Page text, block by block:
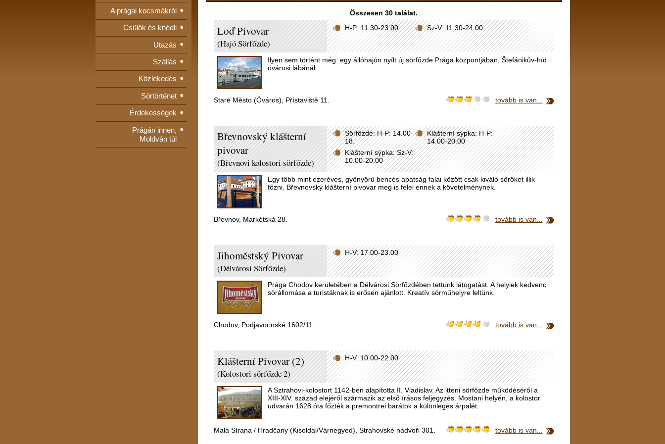
A prágai kocsmákról
Csülök és knédli
Utazás
Szállás
Közlekedés
Sörtörténet
Érdekességek
Prágán innen,
Moldván túl
Összesen 30 találat.
Loď Pivovar
(Hajó Sörfőzde)
H-P: 11.30-23.00 Sz-V: 11.30-24.00
Ilyen sem történt még: egy állóhajón nyílt új sörfőzde Prága központjában, Štefánikův-híd
óvárosi lábánál.
Staré Město (Óváros), Přístaviště 11. tovább is van...
Břevnovský klášterní
pivovar
(Břevnovi kolostori sörfőzde)
Sörfőzde: H-P: 14.00-
18.
Klášterní sýpka: H-P:
14.00-20.00
Klášterní sýpka: Sz-V:
10.00-20.00
Egy több mint ezeréves, gyönyörű bencés apátság falai között csak kiváló söröket illik
főzni. Břevnovský klášterní pivovar meg is felel ennek a követelménynek.
Břevnov, Markétská 28. tovább is van...
Jihoměstský Pivovar
(Délvárosi Sörfőzde)
H-V: 17.00-23.00
Prága Chodov kerületében a Délvárosi Sörfőzdében tettünk látogatást. A helyiek kedvenc
sörállomása a turistáknak is erősen ajánlott. Kreatív sörműhelyre leltünk.
Chodov, Podjavorinské 1602/11 tovább is van...
Klášterní Pivovar (2)
(Kolostori sörfőzde 2)
H-V.:10.00-22.00
A Sztrahovi-kolostort 1142-ben alapította II. Vladislav. Az itteni sörfőzde működéséről a
XIII-XIV. század elejéről származik az első írásos feljegyzés. Mostani helyén, a kolostor
udvarán 1628 óta főzték a premontrei barátok a különleges árpalét.
Malá Strana / Hradčany (Kisoldal/Várnegyed), Strahovské nádvoři 301. tovább is van...